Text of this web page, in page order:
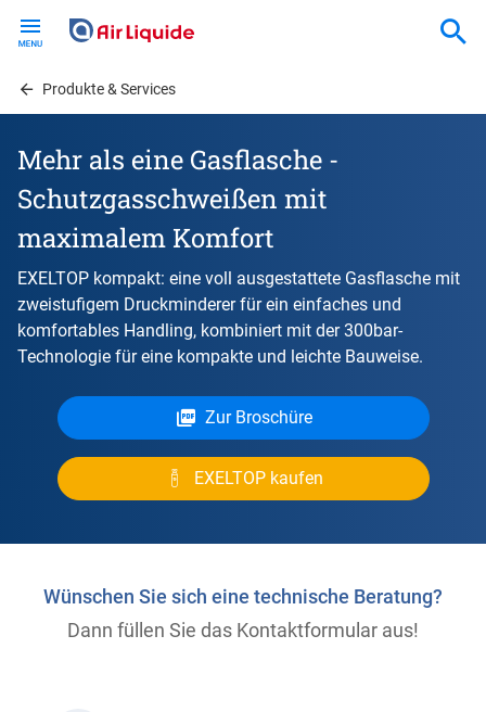
contentProdukte & Services
Mehr als eine Gasflasche -
Schutzgasschweißen mit
maximalem Komfort
EXELTOP kompakt: eine voll ausgestattete Gasflasche mit
zweistufigem Druckminderer für ein einfaches und
komfortables Handling, kombiniert mit der 300bar-
Technologie für eine kompakte und leichte Bauweise.
Zur Broschüre
EXELTOP kaufen
Wünschen Sie sich eine technische Beratung?
Dann füllen Sie das Kontaktformular aus!